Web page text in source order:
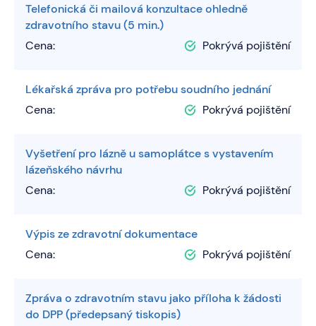
Telefonická či mailová konzultace ohledně
zdravotního stavu (5 min.)
Cena:
Pokrývá pojištění
Lékařská zpráva pro potřebu soudního jednání
Cena:
Pokrývá pojištění
Vyšetření pro lázně u samoplátce s vystavením
lázeňského návrhu
Cena:
Pokrývá pojištění
Výpis ze zdravotní dokumentace
Cena:
Pokrývá pojištění
Zpráva o zdravotním stavu jako příloha k žádosti
do DPP (předepsaný tiskopis)